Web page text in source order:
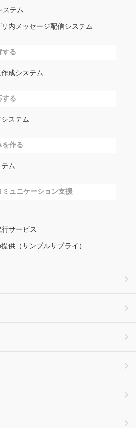
ステム
内メッセージ配信システム
する
成システム
する
ステム
を作る
ム
ュニケーション支援
サービス
供（サンプルサプライ）